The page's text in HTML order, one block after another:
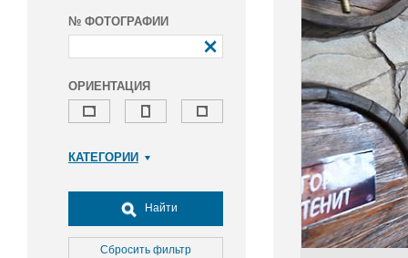
№ ФОТОГРАФИИ
ОРИЕНТАЦИЯ
КАТЕГОРИИ
Досуг, туризм и отдых
Культура
Медицина
Найти
Сбросить фильтр